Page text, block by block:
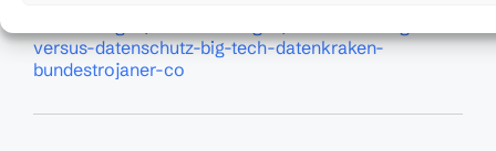
versus-datenschutz-big-tech-datenkraken-
bundestrojaner-co